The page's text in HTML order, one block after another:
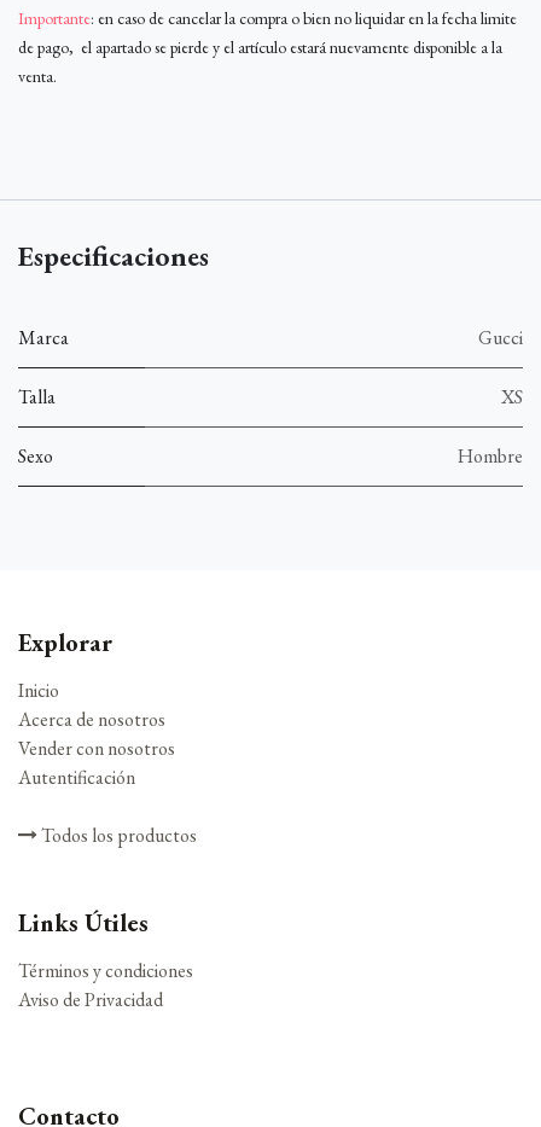
Importante: en caso de cancelar la compra o bien no liquidar en la fecha limite
de pago, el apartado se pierde y el artículo estará nuevamente disponible a la
venta.
Especificaciones
Marca Gucci
Talla XS
Sexo Hombre
Explorar
Inicio
Acerca de nosotros
Vender con nosotros
Autentificación
Todos los productos
Links Útiles
Términos y condiciones
Aviso de Privacidad
Contacto